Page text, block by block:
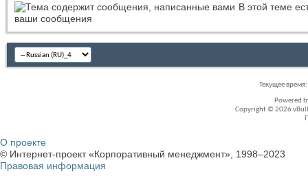
В этой теме
ваши сообщения
Текущее время:
Powered
Copyright © 2026
О проекте
© Интернет-проект «Корпоративный менеджмент», 1998–2023
Правовая информация